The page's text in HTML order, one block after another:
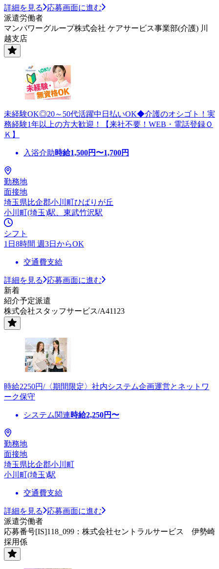
詳細を見る
応募画面に進む
派遣労働者
マンパワーグループ株式会社 ケアサービス事業部(介護) 川
越支店
未経験OK◎20～50代活躍中日払いOK◆介護のオシゴト！実
務経験1年以上の方大歓迎！【来社不要！WEB・電話登録Ｏ
Ｋ】
入浴介助時給1,500円〜1,700円
勤務地
面接地
埼玉県比企郡小川町ひばりが丘
小川町(埼玉)駅、東武竹沢駅
シフト
1日8時間 週3日からOK
交通費支給
詳細を見る
応募画面に進む
新着
紹介予定派遣
株式会社スタッフサービス/A41123
時給2250円/〈期間限定〉社内システム企画運営とネットワ
ーク保守
システム関連時給2,250円〜
勤務地
面接地
埼玉県比企郡小川町
小川町(埼玉)駅
交通費支給
詳細を見る
応募画面に進む
派遣労働者
応募番号[IS]118_099：株式会社セントラルサービス 伊勢崎
採用係